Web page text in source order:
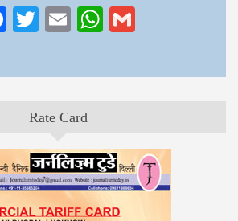
Facebook
TwitterEmailWhatsApp
Rate Card